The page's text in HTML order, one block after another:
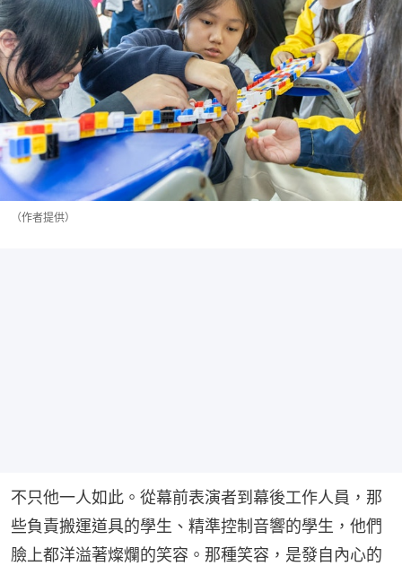
（作者提供）
不只他一人如此。從幕前表演者到幕後工作人員，那
些負責搬運道具的學生、精準控制音響的學生，他們
臉上都洋溢著燦爛的笑容。那種笑容，是發自內心的